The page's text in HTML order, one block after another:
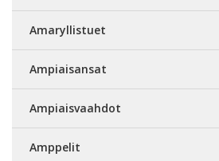
Amaryllistuet
Ampiaisansat
Ampiaisvaahdot
Amppelit